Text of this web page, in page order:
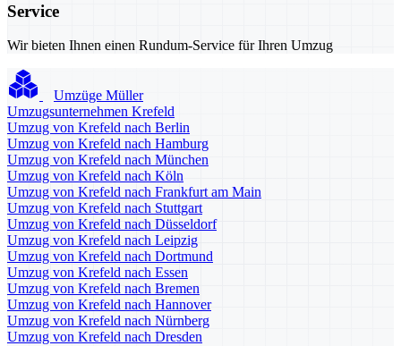
Service
Wir bieten Ihnen einen Rundum-Service für Ihren Umzug
Umzüge Müller
Umzugsunternehmen Krefeld
Umzug von Krefeld nach Berlin
Umzug von Krefeld nach Hamburg
Umzug von Krefeld nach München
Umzug von Krefeld nach Köln
Umzug von Krefeld nach Frankfurt am Main
Umzug von Krefeld nach Stuttgart
Umzug von Krefeld nach Düsseldorf
Umzug von Krefeld nach Leipzig
Umzug von Krefeld nach Dortmund
Umzug von Krefeld nach Essen
Umzug von Krefeld nach Bremen
Umzug von Krefeld nach Hannover
Umzug von Krefeld nach Nürnberg
Umzug von Krefeld nach Dresden